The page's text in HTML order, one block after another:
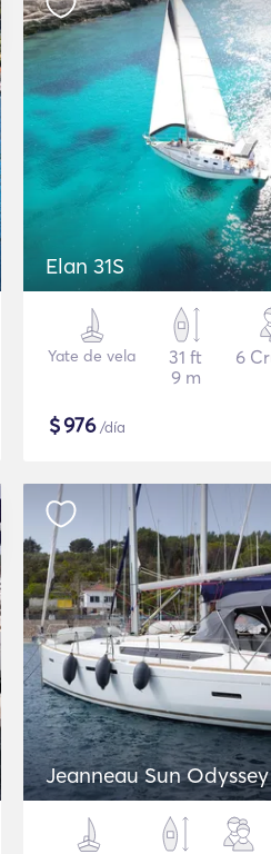
Elan 31S
Yate de vela
31 ft
9 m
6
$976/día
Jeanneau Sun